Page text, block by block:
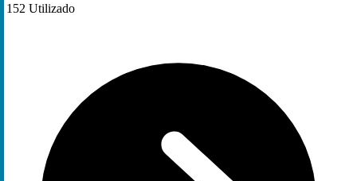
152 Utilizado